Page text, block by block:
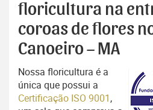
floricultura na
coroas de flores
Canoeiro – MA
Nossa floricultura é a
única que possui a
Certificação ISO 9001,